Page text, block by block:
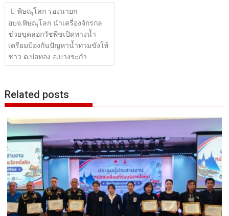
แนะแนว
เรื่อง
พิษณุโลก รองนายก
อบจ.พิษณุโลก นำเครื่องจักรกล
ช่วยขุดลอกวัชพืชเปิดทางน้ำ
เตรียมป้องกันปัญหาน้ำท่วมขังให้
ชาว ต.บ่อทอง อ.บางระกำ
Related posts